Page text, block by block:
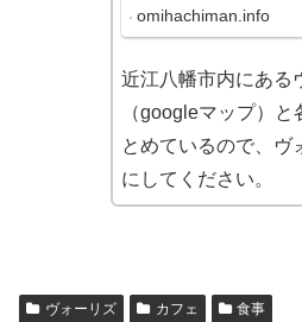
omihachiman.info
近江八幡市内にある
（googleマップ）
とめているので、ヴ
にしてください。
ヴォーリズ カフェ 食事